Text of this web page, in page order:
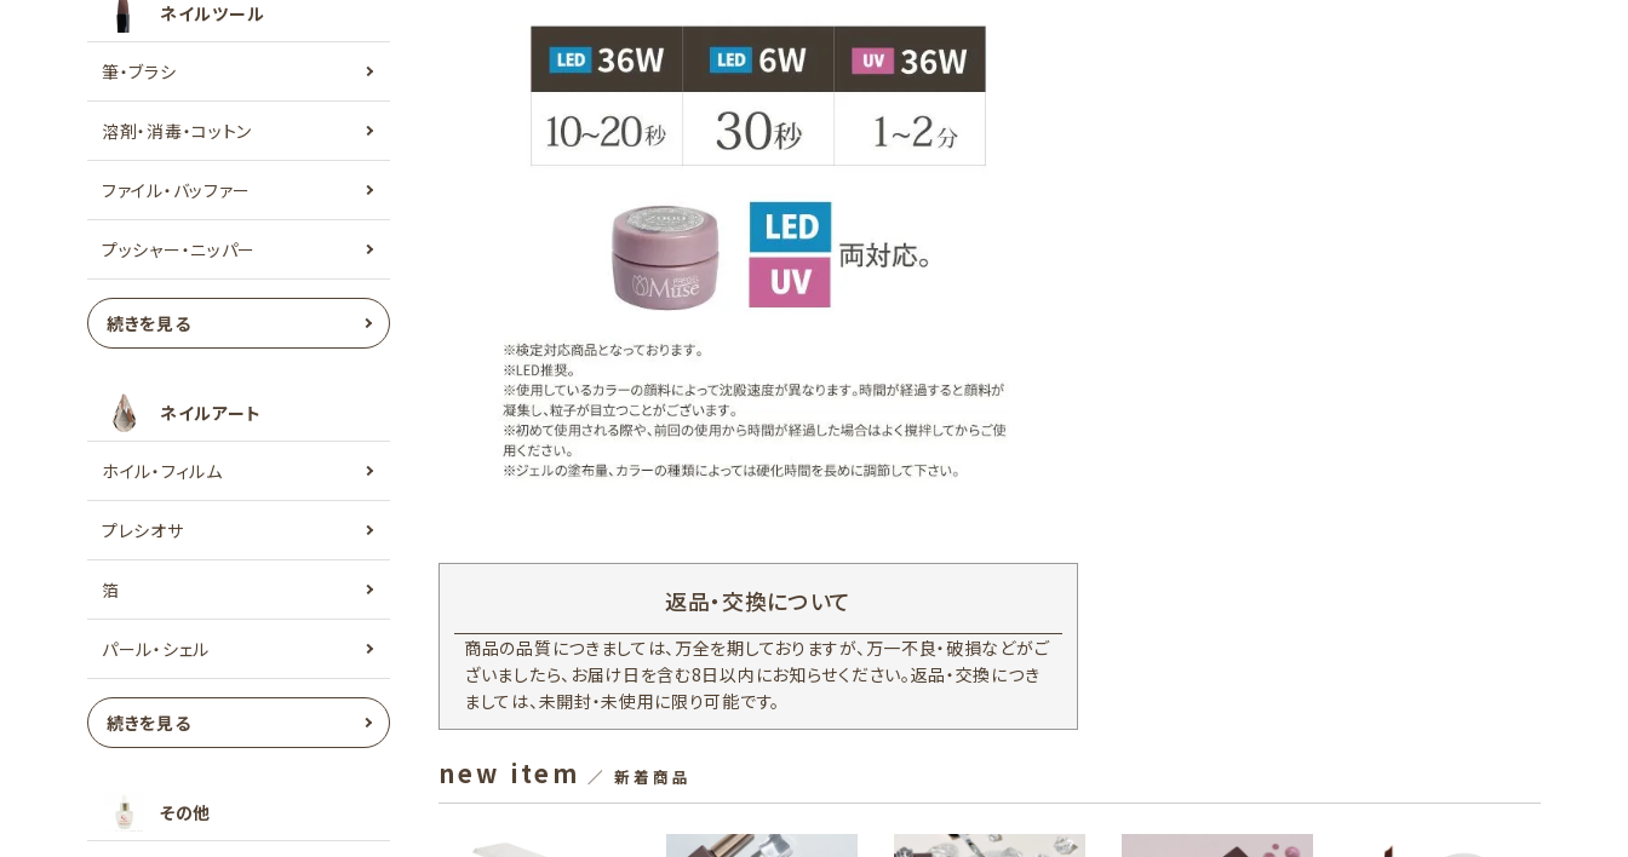
ネイルツール
筆・ブラシ
溶剤・消毒・コットン
ファイル・バッファー
プッシャー・ニッパー
続きを見る
ネイルアート
ホイル・フィルム
プレシオサ
箔
パール・シェル
続きを見る
その他
返品・交換について
商品の品質につきましては、万全を期しておりますが、万一不良・破損などがご
ざいましたら、お届け日を含む8日以内にお知らせください。返品・交換につき
ましては、未開封・未使用に限り可能です。
new item ／ 新着商品